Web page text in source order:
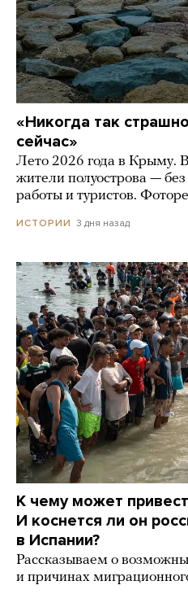
«Никогда так
сейчас»
Лето 2026 года в Крыму.
жители полуострова —
работы и туристов.
ИСТОРИИ 3 дня назад
К чему может
И коснется ли он
в Испании?
Рассказываем о
и причинах